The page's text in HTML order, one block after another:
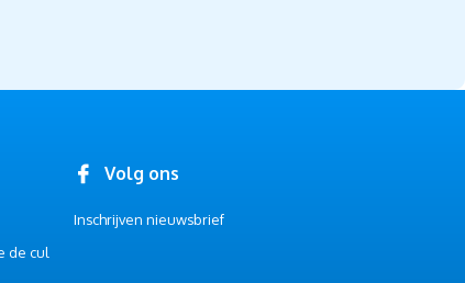
de cul
Volg ons
Inschrijven nieuwsbrief